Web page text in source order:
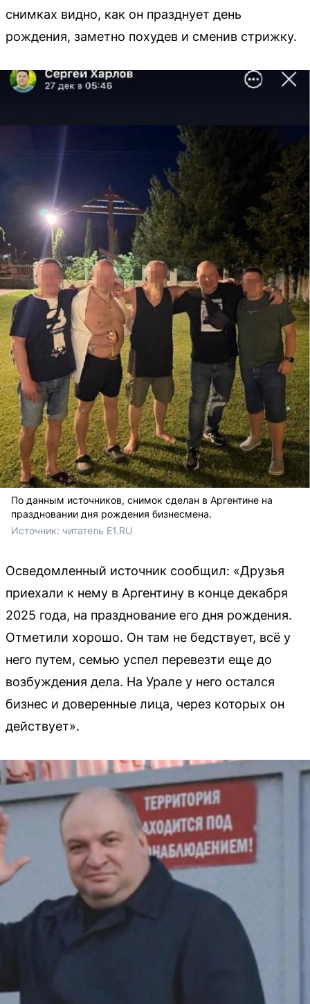
снимках видно, как он празднует день
рождения, заметно похудев и сменив стрижку.
По данным источников, снимок сделан в Аргентине на
праздновании дня рождения бизнесмена.
Источник: читатель E1.RU
Осведомленный источник сообщил: «Друзья
приехали к нему в Аргентину в конце декабря
2025 года, на празднование его дня рождения.
Отметили хорошо. Он там не бедствует, всё у
него путем, семью успел перевезти еще до
возбуждения дела. На Урале у него остался
бизнес и доверенные лица, через которых он
действует».